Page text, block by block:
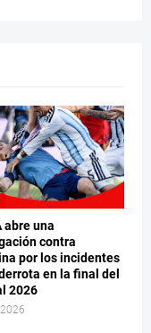
abre una
contra
por los incidentes
en la final del
2026